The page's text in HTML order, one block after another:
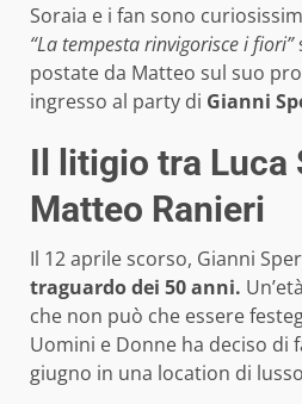
Soraia e i fan sono
“La tempesta rinvigorisce i fiori”
postate da Matteo sul suo
ingresso al party di Gianni
Il litigio tra Luca
Matteo Ranieri
Il 12 aprile scorso, Gianni
traguardo dei 50 anni.
che non può che essere
Uomini e Donne ha deciso di
giugno in una location di